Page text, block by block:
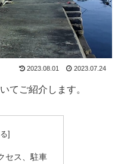
2023.08.01 2023.07.24
てご紹介します。
セス、駐車